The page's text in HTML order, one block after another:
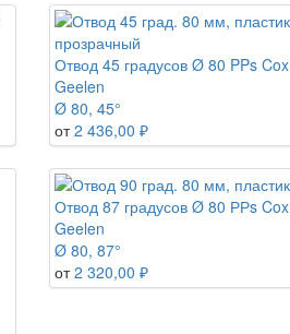
Отвод 45 градусов Ø 80 PPs Cox
Geelen
Ø 80, 45°
от 2 436,00 ₽
Отвод 87 градусов Ø 80 РРs Cox
Geelen
Ø 80, 87°
от 2 320,00 ₽